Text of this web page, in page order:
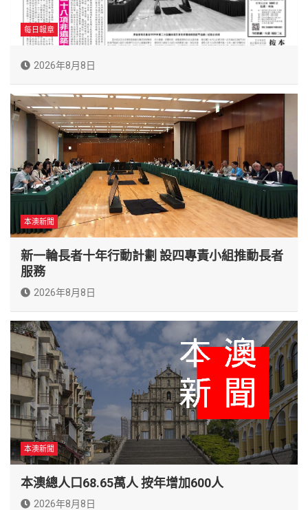
每日報章
2026年8月8日
本澳新聞
新一輪長者十年行動計劃 設四專責小組推動長者
服務
2026年8月8日
本澳新聞
本澳總人口68.65萬人 按年增加600人
2026年8月8日